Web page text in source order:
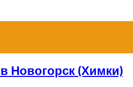
Новогорск (Химки)